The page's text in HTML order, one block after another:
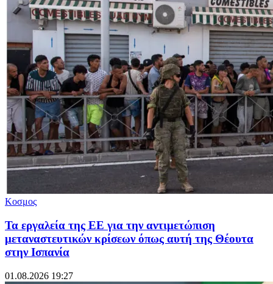
Κοσμος
Τα εργαλεία της ΕΕ για την αντιμετώπιση
μεταναστευτικών κρίσεων όπως αυτή της Θέουτα
στην Ισπανία
01.08.2026 19:27